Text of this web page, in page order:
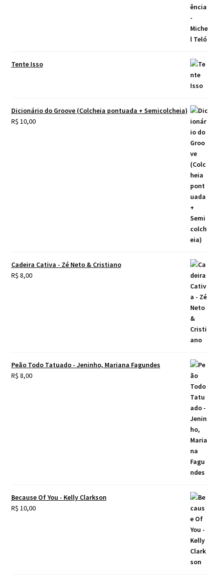
Tente Isso
Dicionário do Groove (Colcheia pontuada + Semicolcheia)
R$ 10,00
Cadeira Cativa - Zé Neto & Cristiano
R$ 8,00
Peão Todo Tatuado - Jeninho, Mariana Fagundes
R$ 8,00
Because Of You - Kelly Clarkson
R$ 10,00